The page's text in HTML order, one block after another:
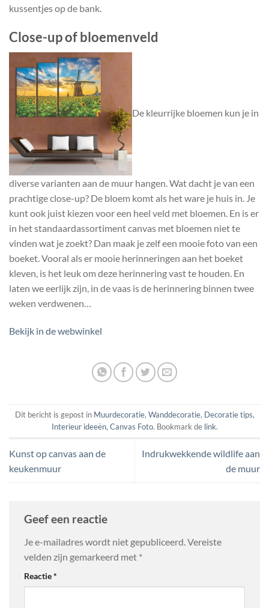
kussentjes op de bank.
Close-up of bloemenveld
De kleurrijke bloemen kun je in
diverse varianten aan de muur hangen. Wat dacht je van een
prachtige close-up? De bloem komt als het ware je huis in. Je
kunt ook juist kiezen voor een heel veld met bloemen. En is er
in het standaardassortiment canvas met bloemen niet te
vinden wat je zoekt? Dan maak je zelf een mooie foto van een
boeket. Vooral als er mooie herinneringen aan het boeket
kleven, is het leuk om deze herinnering vast te houden. En
laten we eerlijk zijn, in de vaas is de herinnering binnen twee
weken verdwenen…
Bekijk in de webwinkel
Dit bericht is gepost in Muurdecoratie, Wanddecoratie, Decoratie tips,
Interieur ideeën, Canvas Foto. Bookmark de link.
Kunst op canvas aan de
keukenmuur
Indrukwekkende wildlife aan
de muur
Geef een reactie
Je e-mailadres wordt niet gepubliceerd.Vereiste
velden zijn gemarkeerd met *
Reactie*